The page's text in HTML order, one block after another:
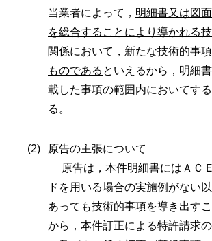
当業者によって， 明細書又は図
を総合することにより導かれる
関係において，新たな技術的事
ものである といえるから，明細
載した事項の範囲内においてす
る。
原告の主張について
原告は，本件明細書にはＡＣ
ドを用いる場合の実施例がない
あっても技術的事項を導き出す
から，本件訂正による特許請求